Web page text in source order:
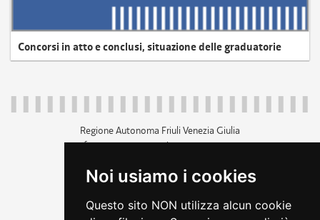
Noi usiamo i cookies
Questo sito NON utilizza alcun cookie
Concorsi in atto e conclusi, situazione delle graduatorie
Regione Autonoma Friuli Venezia Giulia
c.f. 80014930327; p.iva 00526040324
+39 040 3771111